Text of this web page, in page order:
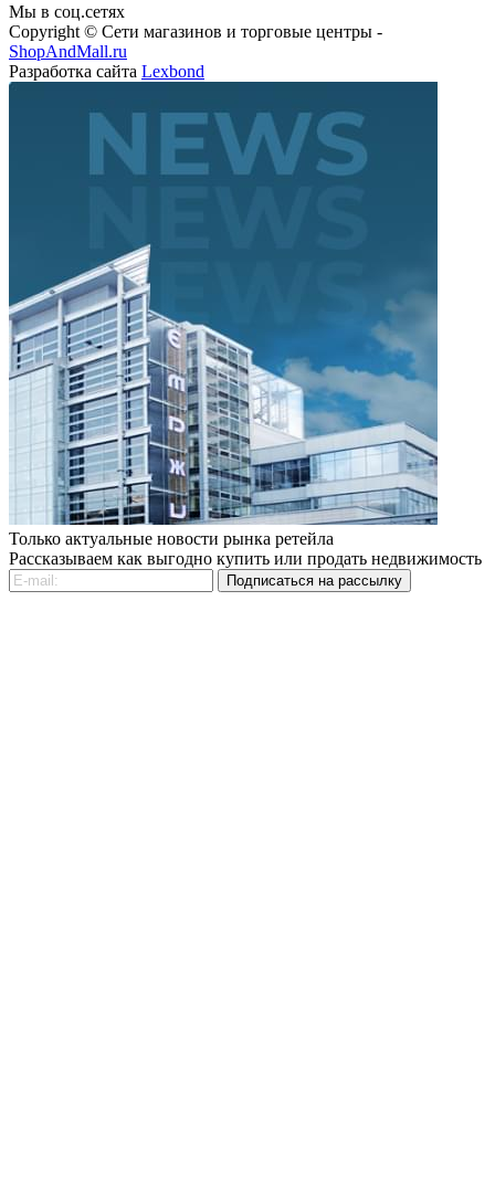
Мы в соц.сетях
Copyright © Сети магазинов и торговые центры -
ShopAndMall.ru
Разработка сайта Lexbond
Только актуальные новости рынка ретейла
Рассказываем как выгодно купить или продать недвижимость